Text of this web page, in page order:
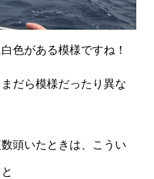
色がある模様ですね！
だら模様だったり異な
頭いたときは、こうい